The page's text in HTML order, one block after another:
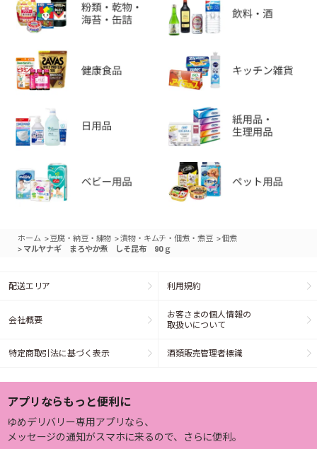
ホーム >豆腐・納豆・練物 >漬物・キムチ・佃煮・煮豆 >佃煮
> マルヤナギ まろやか煮 しそ昆布 90ｇ
配送エリア 利用規約
会社概要
お客さまの個人情報の
取扱いについて
特定商取引法に基づく表示 酒類販売管理者標識
アプリならもっと便利に
ゆめデリバリー専用アプリなら、
メッセージの通知がスマホに来るので、さらに便利。